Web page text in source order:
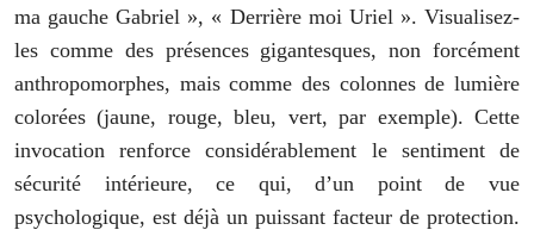
ma gauche Gabriel », « Derrière moi Uriel ». Visualisez-
les comme des présences gigantesques, non forcément
anthropomorphes, mais comme des colonnes de lumière
colorées (jaune, rouge, bleu, vert, par exemple). Cette
invocation renforce considérablement le sentiment de
sécurité intérieure, ce qui, d’un point de vue
psychologique, est déjà un puissant facteur de protection.